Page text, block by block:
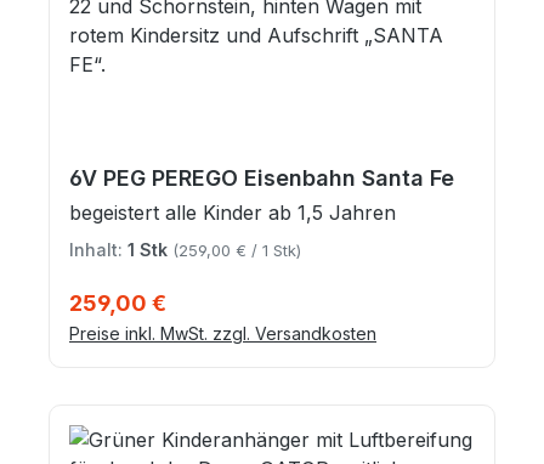
6V PEG PEREGO Eisenbahn Santa Fe
begeistert alle Kinder ab 1,5 Jahren
Inhalt: 1 Stk (259,00 € / 1 Stk)
259,00 €
Preise inkl. MwSt. zzgl. Versandkosten